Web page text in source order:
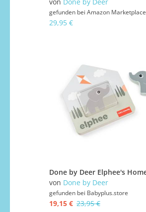
gefunden bei Amazon Marketplace
29,95 €
von Done by Deer
gefunden bei Babyplus.store
19,15 € 23,95 €